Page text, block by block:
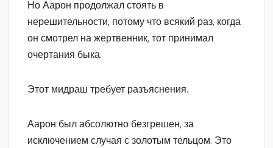
Но Аарон продолжал стоять в
нерешительности, потому что всякий раз, когда
он смотрел на жертвенник, тот принимал
очертания быка.
Этот мидраш требует разъяснения.
Аарон был абсолютно безгрешен, за
исключением случая с золотым тельцом. Это